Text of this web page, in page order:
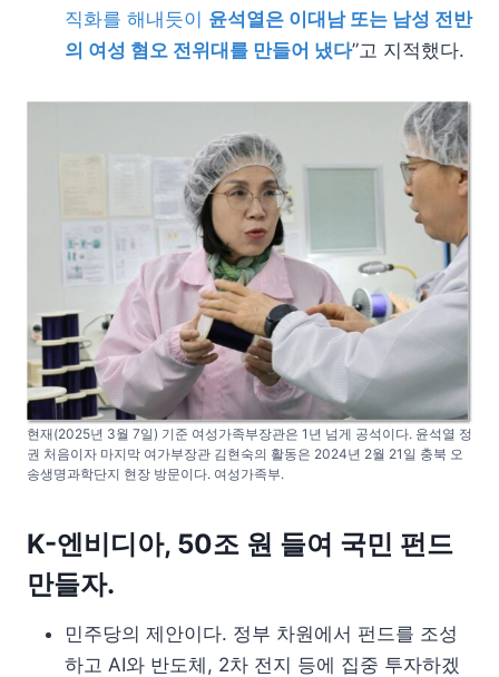
직화를 해내듯이 윤석열은 이대남 또는 남성 전반
의 여성 혐오 전위대를 만들어 냈다”고 지적했다.
현재(2025년 3월 7일) 기준 여성가족부장관은 1년 넘게 공석이다. 윤석열 정
권 처음이자 마지막 여가부장관 김현숙의 활동은 2024년 2월 21일 충북 오
송생명과학단지 현장 방문이다. 여성가족부.
K-엔비디아, 50조 원 들여 국민 펀드
만들자.
민주당의 제안이다. 정부 차원에서 펀드를 조성
하고 AI와 반도체, 2차 전지 등에 집중 투자하겠